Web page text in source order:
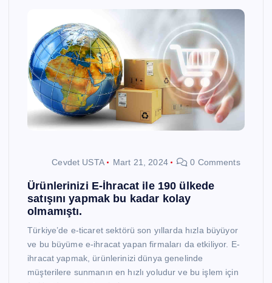
Cevdet USTA Mart 21, 2024 0 Comments
Ürünlerinizi E-İhracat ile 190 ülkede
satışını yapmak bu kadar kolay
olmamıştı.
Türkiye’de e-ticaret sektörü son yıllarda hızla büyüyor
ve bu büyüme e-ihracat yapan firmaları da etkiliyor. E-
ihracat yapmak, ürünlerinizi dünya genelinde
müşterilere sunmanın en hızlı yoludur ve bu işlem için